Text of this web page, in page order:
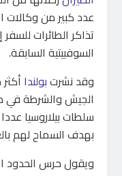
عدد كبير من وكالات
تذاكر الطائرات
السوفييتية السابقة.
وقد نشرتبولندا
الجيش والشرطة في
سلطات بيلاروسيا
بهدف السماح لهم
ويقول حرس الحدود